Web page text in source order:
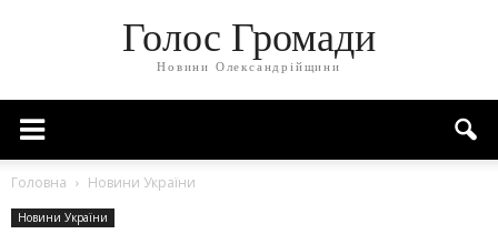
Голос Громади
Новини Олександрійщини
Головна Новини України
Новини України